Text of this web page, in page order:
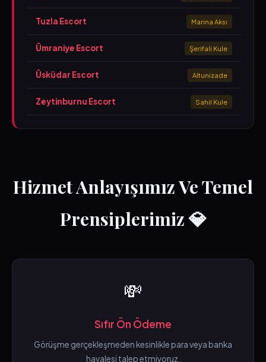
Tuzla Escort Marina Aksı
Ümraniye Escort Şerifali Kule
Üsküdar Escort Altunizade
Zeytinburnu Escort Sahil Kule
Hizmet Anlayışımız Ve Temel
Prensiplerimiz 💎
💸
Sıfır Ön Ödeme
Görüşme gerçekleşmeden kesinlikle para veya banka
havalesi talep etmiyoruz.